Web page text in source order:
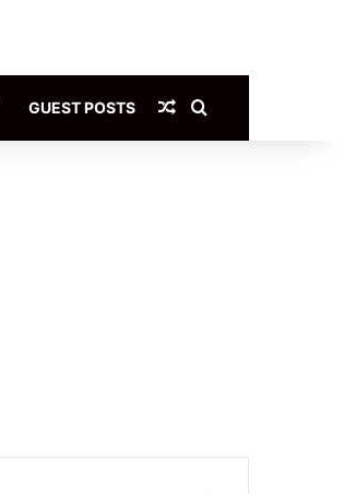
GUEST POSTS Article Aléatoire